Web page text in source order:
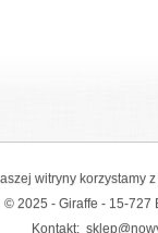
witryny korzystamy
© 2025 - Giraffe - 15-727
Kontakt: